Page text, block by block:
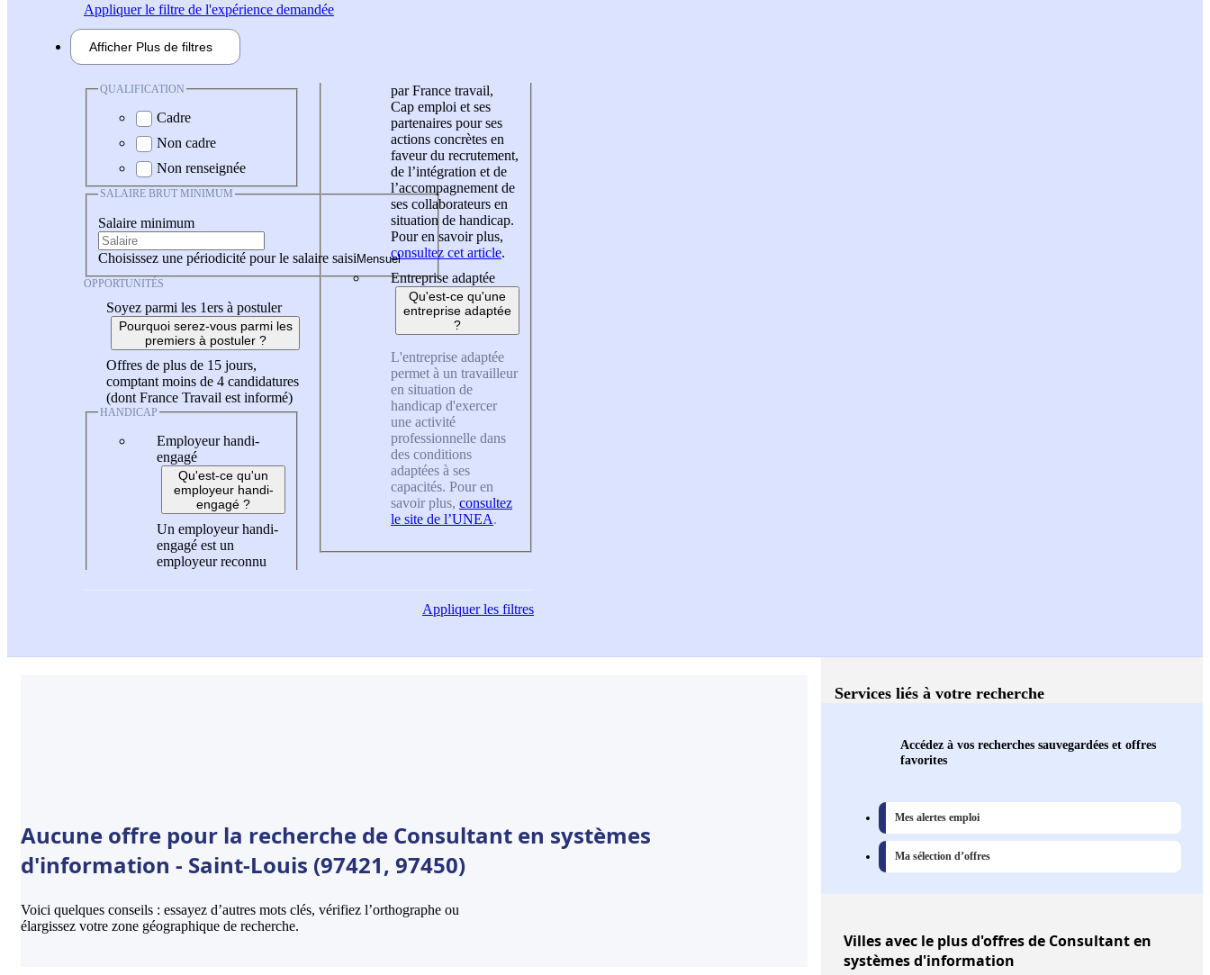
Appliquerle filtre de l'expérience demandée
Afficher Plus de filtres
QUALIFICATION
Cadre
Non cadre
Non renseignée
SALAIRE BRUT MINIMUM
Salaire minimum
Choisissez une périodicité pour le salaire saisi
OPPORTUNITÉS
Soyez parmi les 1ers à postuler
Pourquoi serez-vous parmi les
premiers à postuler ?
Offres de plus de 15 jours,
comptant moins de 4 candidatures
(dont France Travail est informé)
HANDICAP
Employeur handi-
engagé
Qu'est-ce qu'un
employeur handi-
engagé ?
Un employeur handi-
engagé est un
employeur reconnu
par France travail,
Cap emploi et ses
partenaires pour ses
actions concrètes en
faveur du recrutement,
de l’intégration et de
l’accompagnement de
ses collaborateurs en
situation de handicap.
Pour en savoir plus,
consultez cet article.
Entreprise adaptée
Qu'est-ce qu'une
entreprise adaptée
?
L'entreprise adaptée
permet à un travailleur
en situation de
handicap d'exercer
une activité
professionnelle dans
des conditions
adaptées à ses
capacités. Pour en
savoir plus, consultez
le site de l’UNEA.
Appliquerles filtres
Aucune offre pour la recherche de Consultant en systèmes
d'information - Saint-Louis (97421, 97450)
Voici quelques conseils : essayez d’autres mots clés, vérifiez l’orthographe ou
élargissez votre zone géographique de recherche.
Services liés à votre recherche
Accédez à vos recherches sauvegardées et offres
favorites
Mes alertes emploi
Ma sélection d’offres
Villesavec le plus d'offres de Consultant en
systèmes d'information